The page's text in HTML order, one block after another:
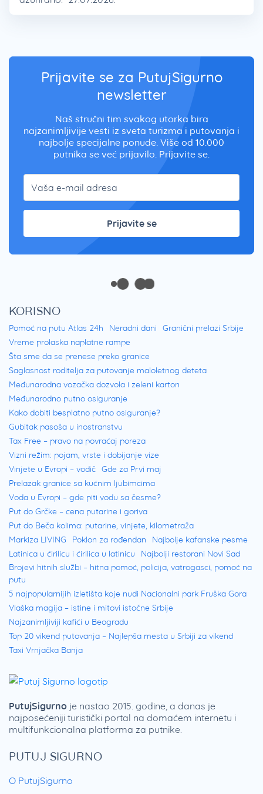
Prijavite se za PutujSigurno
newsletter
Naš stručni tim svakog utorka bira
najzanimljivije vesti iz sveta turizma i putovanja i
najbolje specijalne ponude. Više od 10.000
putnika se već prijavilo. Prijavite se.
Prijavite se
KORISNO
Pomoć na putu Atlas 24h Neradni dani
Granični prelazi Srbije
Vreme prolaska naplatne rampe
Šta sme da se prenese preko granice
Saglasnost roditelja za putovanje maloletnog deteta
Međunarodna vozačka dozvola i zeleni karton
Međunarodno putno osiguranje
Kako dobiti besplatno putno osiguranje?
Gubitak pasoša u inostranstvu
Tax Free – pravo na povraćaj poreza
Vizni režim: pojam, vrste i dobijanje vize
Vinjete u Evropi – vodič Gde za Prvi maj
Prelazak granice sa kućnim ljubimcima
Voda u Evropi – gde piti vodu sa česme?
Put do Grčke – cena putarine i goriva
Put do Beča kolima: putarine, vinjete, kilometraža
Markiza LIVING
Poklon za rođendan
Najbolje kafanske pesme
Latinica u ćirilicu i ćirilica u latinicu
Najbolji restorani Novi Sad
Brojevi hitnih službi – hitna pomoć, policija, vatrogasci, pomoć na
putu
5 najpopularnijih izletišta koje nudi Nacionalni park Fruška Gora
Vlaška magija – istine i mitovi istočne Srbije
Najzanimljiviji kafići u Beogradu
Top 20 vikend putovanja – Najlepša mesta u Srbiji za vikend
Taxi Vrnjačka Banja
PUTUJ SIGURNO
O PutujSigurno
PutujSigurno je nastao 2015. godine, a danas je
najposećeniji turistički portal na domaćem internetu i
multifunkcionalna platforma za putnike.